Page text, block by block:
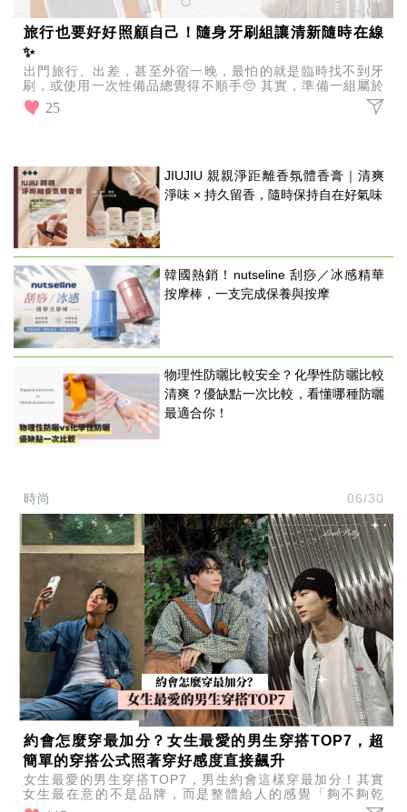
旅行也要好好照顧自己！隨身牙刷組讓清新隨時在線
✨
出門旅行、出差，甚至外宿一晚，最怕的就是臨時找不到牙
刷，或使用一次性備品總覺得不順手🥺 其實，準備一組屬於
自己的隨身牙刷，不只是方便，更是一種生活品質。
25
JIUJIU 親親淨距離香氛體香膏｜清爽
淨味 × 持久留香，隨時保持自在好氣味
韓國熱銷！nutseline 刮痧／冰感精華
按摩棒，一支完成保養與按摩
物理性防曬比較安全？化學性防曬比較
清爽？優缺點一次比較，看懂哪種防曬
最適合你！
時尚 06/30
約會怎麼穿最加分？女生最愛的男生穿搭TOP7，超
簡單的穿搭公式照著穿好感度直接飆升
女生最愛的男生穿搭TOP7，男生約會這樣穿最加分！其實
女生最在意的不是品牌，而是整體給人的感覺「夠不夠乾
淨、有沒有精神」，掌握幾個簡單公式就能輕鬆穿出好感